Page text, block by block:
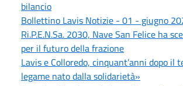
bilancio
Bollettino Lavis Notizie - 01 - giugno
Ri.P.E.N.Sa. 2030, Nave San Felice ha
per il futuro della frazione
Lavis e Colloredo, cinquant’anni dopo il
legame nato dalla solidarietà»